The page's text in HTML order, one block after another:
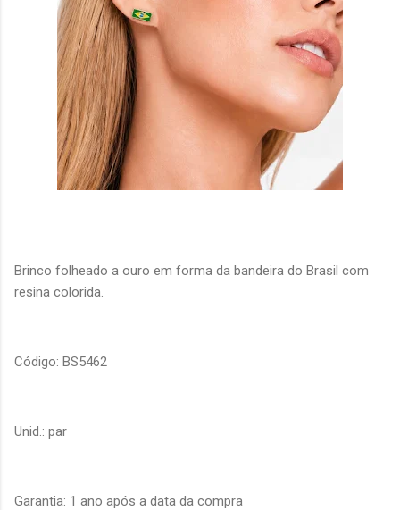
Brinco folheado a ouro em forma da bandeira do Brasil com
resina colorida.
Código: BS5462
Unid.: par
Garantia: 1 ano após a data da compra